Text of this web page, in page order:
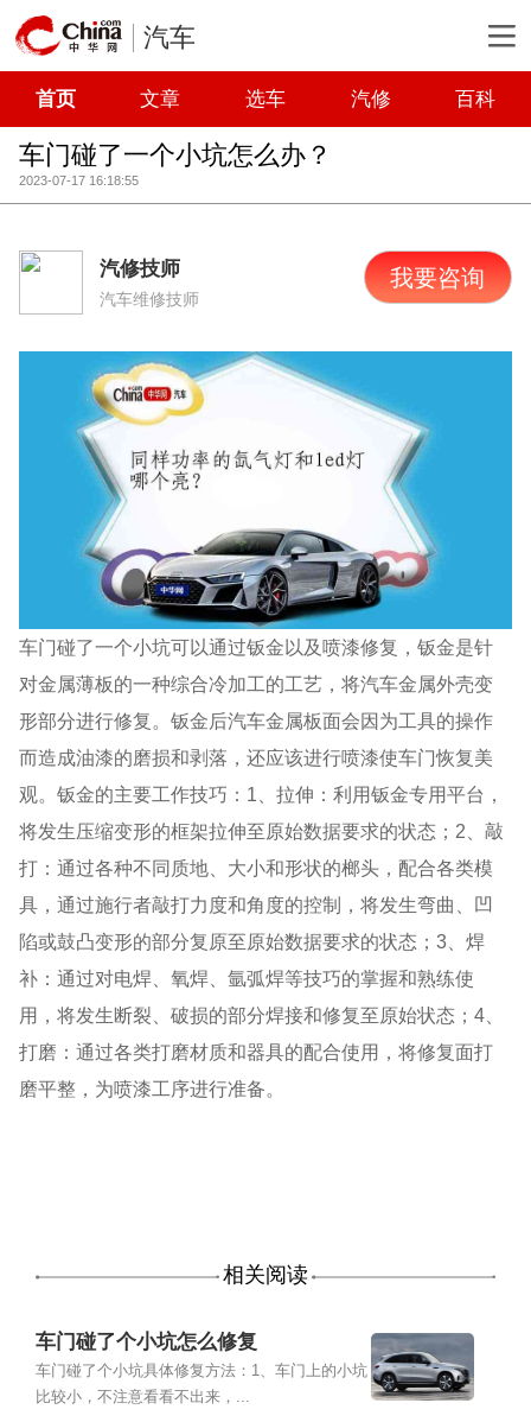
汽车
首页 文章 选车 汽修 百科
车门碰了一个小坑怎么办？
2023-07-17 16:18:55
汽修技师
汽车维修技师
我要咨询
车门碰了一个小坑可以通过钣金以及喷漆修复，钣金是针
对金属薄板的一种综合冷加工的工艺，将汽车金属外壳变
形部分进行修复。钣金后汽车金属板面会因为工具的操作
而造成油漆的磨损和剥落，还应该进行喷漆使车门恢复美
观。钣金的主要工作技巧：1、拉伸：利用钣金专用平台，
将发生压缩变形的框架拉伸至原始数据要求的状态；2、敲
打：通过各种不同质地、大小和形状的榔头，配合各类模
具，通过施行者敲打力度和角度的控制，将发生弯曲、凹
陷或鼓凸变形的部分复原至原始数据要求的状态；3、焊
补：通过对电焊、氧焊、氩弧焊等技巧的掌握和熟练使
用，将发生断裂、破损的部分焊接和修复至原始状态；4、
打磨：通过各类打磨材质和器具的配合使用，将修复面打
磨平整，为喷漆工序进行准备。
相关阅读
车门碰了个小坑怎么修复
车门碰了个小坑具体修复方法：1、车门上的小坑
比较小，不注意看看不出来，...